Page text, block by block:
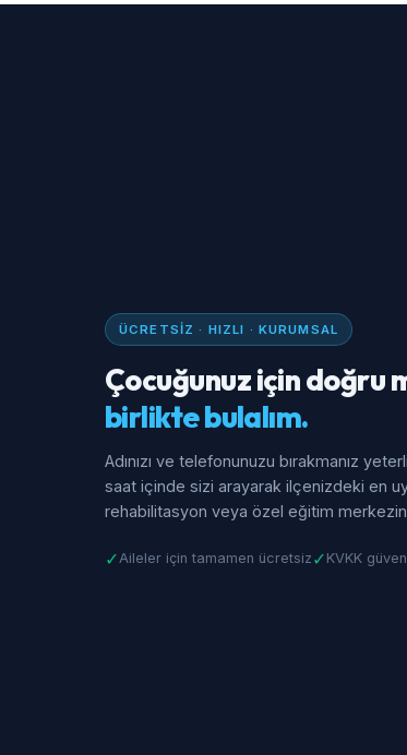
ÜCRETSIZ · HIZLI · KURUMSAL
Çocuğunuz için doğru
birlikte bulalım.
Adınızı ve telefonunuzu bırakmanız
saat içinde sizi arayarak ilçenizdeki en
rehabilitasyon veya özel eğitim
✓Aileler için tamamen ücretsiz ✓ KVKK